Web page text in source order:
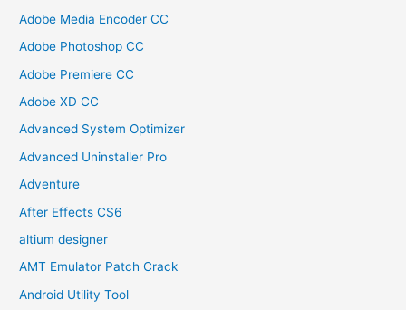
Adobe Media Encoder CC
Adobe Photoshop CC
Adobe Premiere CC
Adobe XD CC
Advanced System Optimizer
Advanced Uninstaller Pro
Adventure
After Effects CS6
altium designer
AMT Emulator Patch Crack
Android Utility Tool